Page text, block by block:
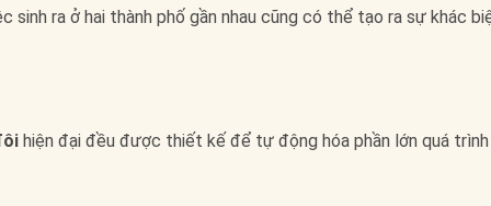
sinh ra ở hai thành phố gần nhau cũng có thể tạo ra sự khác
hiện đại đều được thiết kế để tự động hóa phần lớn quá trình